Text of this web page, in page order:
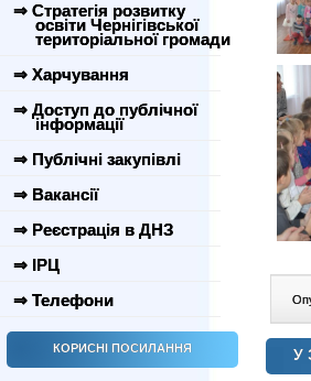
⇒ Стратегія розвитку
освіти Чернігівської
територіальної громади
⇒ Харчування
⇒ Доступ до публічної
інформації
⇒ Публічні закупівлі
⇒ Вакансії
⇒ Реєстрація в ДНЗ
⇒ ІРЦ
⇒ Телефони
КОРИСНІ ПОСИЛАННЯ У